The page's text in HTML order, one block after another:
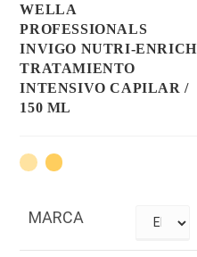
WELLA
PROFESSIONALS
INVIGO NUTRI-ENRICH
TRATAMIENTO
INTENSIVO CAPILAR /
150 ML
MARCA